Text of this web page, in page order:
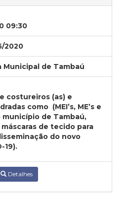
09:30
2020
Municipal de Tambaú
costureiros (as) e
como (MEI’s, ME’s e
município de Tambaú,
de tecido para
do novo
19).
Detalhes